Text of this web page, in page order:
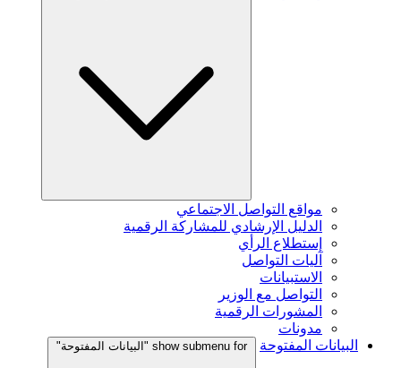
مواقع التواصل الاجتماعي
الدليل الإرشادي للمشاركة الرقمية
إستطلاع الرأي
آليات التواصل
الاستبيانات
التواصل مع الوزير
المشورات الرقمية
مدونات
البيانات المفتوحة
show submenu for "البيانات المفتوحة"